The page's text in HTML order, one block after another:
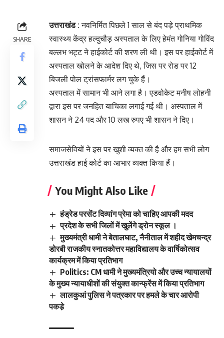
SHARE
उत्तराखंड : नवनिर्मित पिछले 1 साल से बंद पड़े प्राथमिक
स्वास्थ्य केंद्र हल्दुचौड़़ अस्पताल के लिए हेमंत गोनिया गोविंद
बल्लभ भट्ट ने हाईकोर्ट की शरण ली थी। इस पर हाईकोर्ट में
अस्पताल खोलने के आदेश दिए थे, जिस पर रोड पर 12
बिजली पोल ट्रांसफार्मर लग चुके हैं।
अस्पताल में सामान भी आने लगा है। एडवोकेट मनीष लोहनी
द्वारा इस पर जनहित याचिका लगाई गई थी। अस्पताल में
शासन ने 24 पद और 10 लख रुपए भी शासन ने दिए।
समाजसेवियों ने इस पर खुशी व्यक्त की है और हम सभी लोग
उत्तराखंड हाई कोर्ट का आभार व्यक्त किया हैं।
You Might Also Like
हंड्रेड परसेंट दिव्यांग प्रेमा को चाहिए आपकी मदद
प्रदेश के सभी जिलों में खुलेंगे ड्रोन स्कूल ।
मुख्यमंत्री धामी ने बेतालघाट, नैनीताल में शहीद खेमचन्द्र
डोरबी राजकीय स्नातकोत्तर महाविद्यालय के वार्षिकोत्सव
कार्यक्रम में किया प्रतिभाग
Politics: CM धामी ने मुख्यमंत्रियो और उच्च न्यायालयों
के मुख्य न्यायाधीशों की संयुक्त कान्फ्रेंस में किया प्रतिभाग
लालकुआं पुलिस ने पत्रकार पर हमले के चार आरोपी
पकडे़